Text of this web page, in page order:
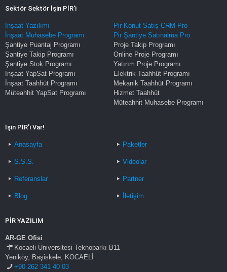
Sektör Sektör İşin PİR'i
İnşaat Yazılımı
İnşaat Muhasebe Programı
Şantiye Puantaj Programı
Şantiye Takip Programı
Şantiye Stok Programı
İnşaat YapSat Programı
İnşaat Taahhüt Programı
Müteahhit YapSat Programı
Pir Konut Satış CRM Pro
Pir Şantiye Satınalma Pro
Proje Takip Programı
Online Proje Programı
Yatırım Proje Programı
Elektrik Taahhüt Programı
Mekanik Taahhüt Programı
Hizmet Taahhüt
Müteahhit Muhasebe Programı
İşin PİR’i Var!
Anasayfa Paketler
S.S.S. Videolar
Referanslar Partner
Blog İletişim
PİR YAZILIM
AR-GE Ofisi
Kocaeli Üniversitesi Teknoparkı B11
Yeniköy, Başiskele, KOCAELİ
+90 262 341 40 03